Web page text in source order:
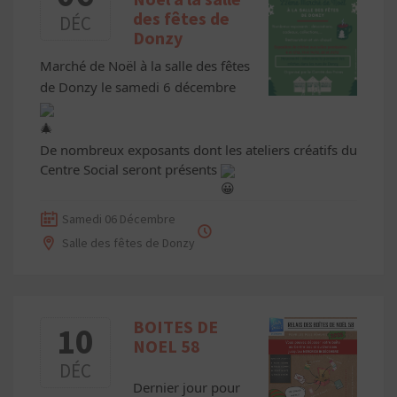
DÉC
des fêtes de
Donzy
Marché de Noël à la salle des fêtes
de Donzy le samedi 6 décembre
De nombreux exposants dont les ateliers créatifs du
Centre Social seront présents
Samedi 06 Décembre
Salle des fêtes de Donzy
10
DÉC
BOITES DE
NOEL 58
Dernier jour pour